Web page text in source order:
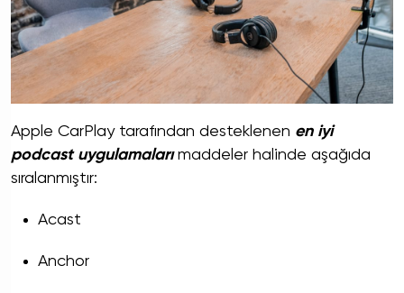
Apple CarPlay tarafından desteklenen en iyi
podcast uygulamalarımaddeler halinde aşağıda
sıralanmıştır:
Acast
Anchor